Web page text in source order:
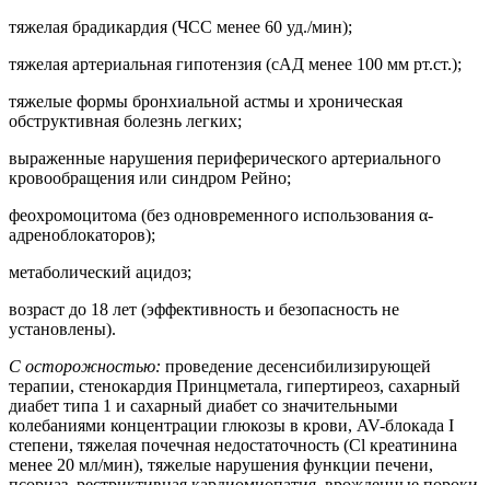
тяжелая брадикардия (ЧСС менее 60 уд./мин);
тяжелая артериальная гипотензия (сАД менее 100 мм рт.ст.);
тяжелые формы бронхиальной астмы и хроническая
обструктивная болезнь легких;
выраженные нарушения периферического артериального
кровообращения или синдром Рейно;
феохромоцитома (без одновременного использования α-
адреноблокаторов);
метаболический ацидоз;
возраст до 18 лет (эффективность и безопасность не
установлены).
С осторожностью: проведение десенсибилизирующей
терапии, стенокардия Принцметала, гипертиреоз, сахарный
диабет типа 1 и сахарный диабет со значительными
колебаниями концентрации глюкозы в крови, AV-блокада I
степени, тяжелая почечная недостаточность (Cl креатинина
менее 20 мл/мин), тяжелые нарушения функции печени,